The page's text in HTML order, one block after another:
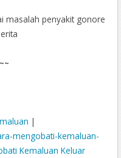
masalah penyakit gonore
|
mengobati-kemaluan-
Kemaluan Keluar